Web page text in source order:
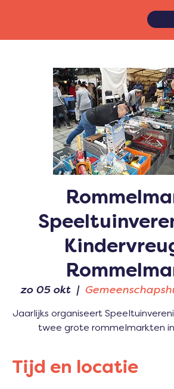
zo 05 okt
  |
Jaarlijks organiseert
twee grote rommelmarkten
Tijd en locatie